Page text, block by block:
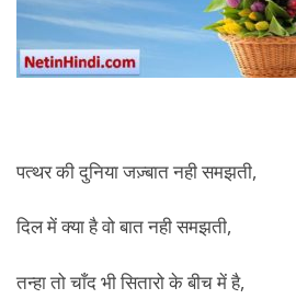
पत्थर की दुनिया जज़्बात नही समझती,
दिल में क्या है वो बात नही समझती,
तन्हा तो चाँद भी सितारो के बीच में है,